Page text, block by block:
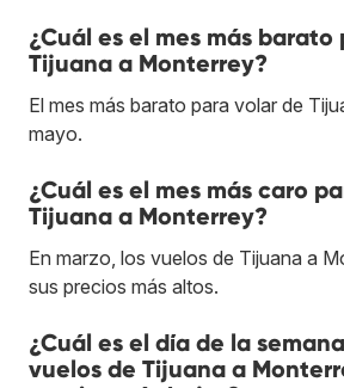
¿Cuál es el mes más
Tijuana a Monterrey?
El mes más barato para volar de
mayo.
¿Cuál es el mes más caro
Tijuana a Monterrey?
En marzo, los vuelos de Tijuana a
sus precios más altos.
¿Cuál es el día de la
vuelos de Tijuana a